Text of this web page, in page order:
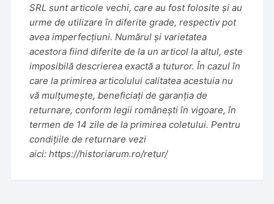
SRL sunt articole vechi, care au fost folosite și au
urme de utilizare în diferite grade, respectiv pot
avea imperfecțiuni. Numărul și varietatea
acestora fiind diferite de la un articol la altul, este
imposibilă descrierea exactă a tuturor. În cazul în
care la primirea articolului calitatea acestuia nu
vă mulțumește, beneficiați de garanția de
returnare, conform legii românești în vigoare, în
termen de 14 zile de la primirea coletului. Pentru
condițiile de returnare vezi
aici:https://historiarum.ro/retur/